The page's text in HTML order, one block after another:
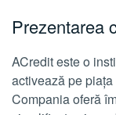
Prezentarea
ACredit este o
activează pe
Compania oferă